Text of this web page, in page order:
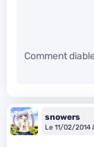
Comment
snowers
Le 11/02/2014